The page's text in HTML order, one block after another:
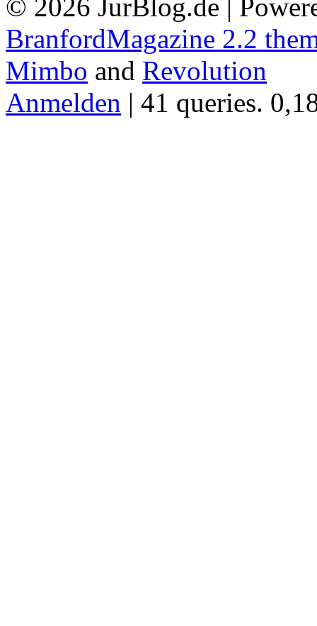
© 2026 JurBlog.de |
BranfordMagazine 2.2
Mimbo and Revolution
Anmelden | 41 queries.